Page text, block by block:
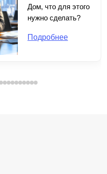
Дом, что для этого
нужно сделать?
Подробнее